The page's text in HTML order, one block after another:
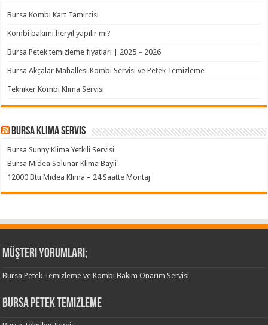
Bursa Kombi Kart Tamircisi
Kombi bakımı heryıl yapılır mı?
Bursa Petek temizleme fiyatları | 2025 – 2026
Bursa Akçalar Mahallesi Kombi Servisi ve Petek Temizleme
Tekniker Kombi Klima Servisi
Bursa klima servis
Bursa Sunny Klima Yetkili Servisi
Bursa Midea Solunar Klima Bayii
12000 Btu Midea Klima – 24 Saatte Montaj
Müşteri Yorumları;
Bursa Petek Temizleme ve Kombi Bakım Onarım Servisi
Bursa Petek Temizleme